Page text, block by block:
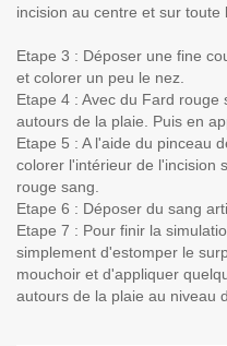
incision au centre et sur
Etape 3 : Déposer une fine
et colorer un peu le nez.
Etape 4 : Avec du Fard
autours de la plaie. Puis en
Etape 5 : A l'aide du pinceau
colorer l'intérieur de l'incision
rouge sang.
Etape 6 : Déposer du sang
Etape 7 : Pour finir la
simplement d'estomper le
mouchoir et d'appliquer
autours de la plaie au niveau